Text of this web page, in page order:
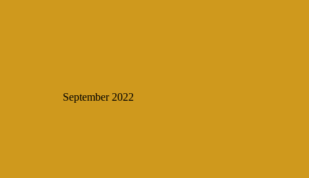
September 2022